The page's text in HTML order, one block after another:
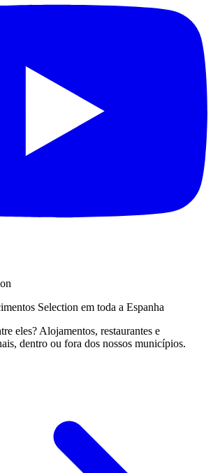
Selection em toda a Espanha
eles? Alojamentos, restaurantes e
dentro ou fora dos nossos municípios.